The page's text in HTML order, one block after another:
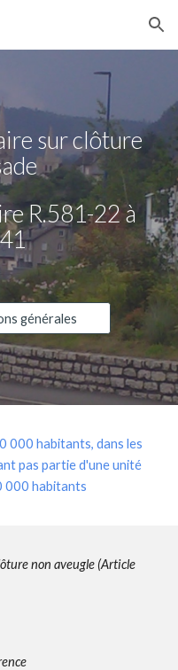
Skip to navigation
sur clôture
R.581-22 à
41
générales
000 habitants, dans les
pas partie d'une unité
000 habitants
non aveugle (Article